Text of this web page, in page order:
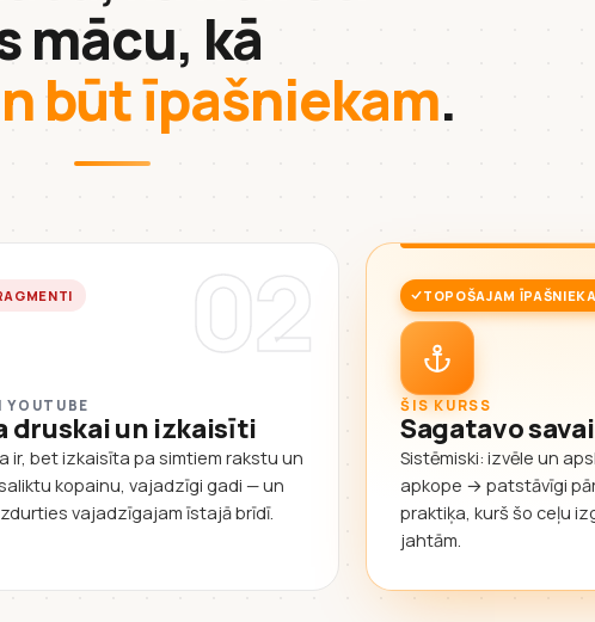
mācu, kā
būt īpašniekam.
02
YOUTUBE
druskai un izkaisīti
ir, bet izkaisīta pa simtiem rakstu un
kopainu, vajadzīgi gadi — un
vajadzīgajam īstajā brīdī.
TOPOŠAJAM
ŠIS KURSS
Sagatavo
Sistēmiski: izvēle un
apkope → patstāvīgi
praktiķa, kurš šo ceļu
jahtām.